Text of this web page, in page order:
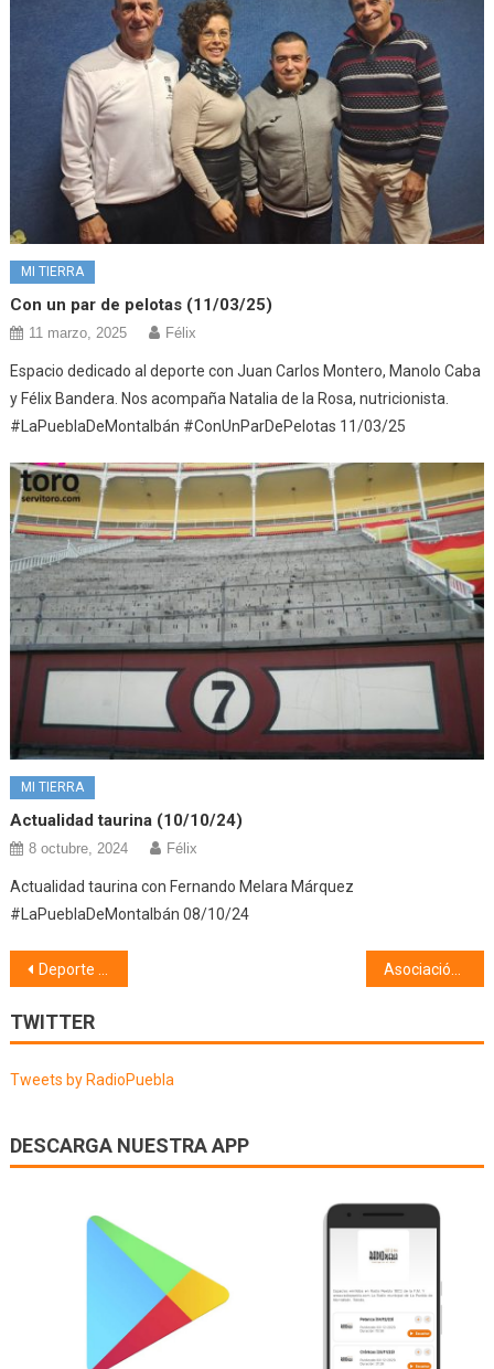
MI TIERRA
Con un par de pelotas (11/03/25)
11 marzo, 2025 Félix
Espacio dedicado al deporte con Juan Carlos Montero, Manolo Caba
y Félix Bandera. Nos acompaña Natalia de la Rosa, nutricionista.
#LaPueblaDeMontalbán #ConUnParDePelotas 11/03/25
MI TIERRA
Actualidad taurina (10/10/24)
8 octubre, 2024 Félix
Actualidad taurina con Fernando Melara Márquez
#LaPueblaDeMontalbán 08/10/24
Navegación
de
entradas
Deporte (13/05/24)
TWITTER
Tweets by RadioPuebla
DESCARGA NUESTRA APP